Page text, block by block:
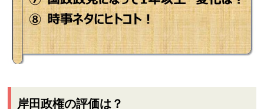
岸田政権の評価は？